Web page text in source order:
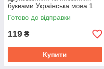
буквами Українська мова 1
клас Богдан
Готово до відправки
119 ₴
Купити